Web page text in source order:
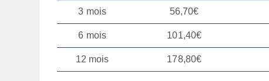
3 mois 56,70€
6 mois 101,40€
12 mois 178,80€